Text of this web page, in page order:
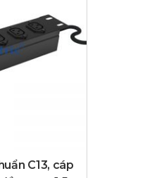
C13, cáp